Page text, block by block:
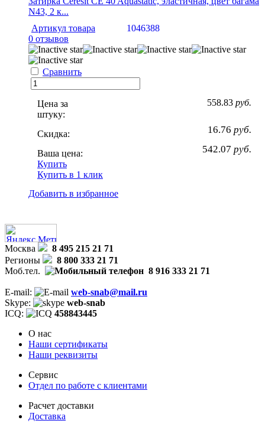
N43, 2 к...
Артикул товара
1046388
0 отзывов
Сравнить
Цена за
штуку:
558.83 руб.
Скидка: 16.76 руб.
Ваша цена: 542.07 руб.
Купить
Купить в 1 клик
Добавить в избранное
Москва
8 495 215 21 71
Регионы
8 800 333 21 71
Моб.тел.
8 916 333 21 71
E-mail:
web-snab@mail.ru
Skype:
web-snab
ICQ:
458843445
О нас
Наши сертификаты
Наши реквизиты
Сервис
Отдел по работе с клиентами
Расчет доставки
Доставка